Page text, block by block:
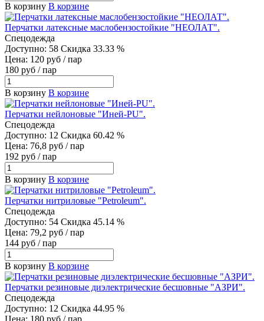
В корзину В корзине
Перчатки латексные маслобензостойкие "НЕОЛАТ".
Спецодежда
Доступно: 58 Скидка 33.33 %
Цена: 120 руб / пар
180 руб / пар
В корзину В корзине
Перчатки нейлоновые "Иней-PU".
Спецодежда
Доступно: 12 Скидка 60.42 %
Цена: 76,8 руб / пар
192 руб / пар
В корзину В корзине
Перчатки нитриловые "Petroleum".
Спецодежда
Доступно: 54 Скидка 45.14 %
Цена: 79,2 руб / пар
144 руб / пар
В корзину В корзине
Перчатки резиновые диэлектрические бесшовные "АЗРИ".
Спецодежда
Доступно: 12 Скидка 44.95 %
Цена: 180 руб / пар